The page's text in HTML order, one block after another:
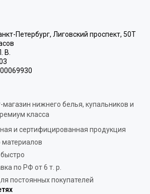
Петербург, Лиговский проспект, 50Т
В.
магазин нижнего белья, купальников и
класса
и сертифицированная продукция
материалов
по РФ от 6 т. р.
постоянных покупателей